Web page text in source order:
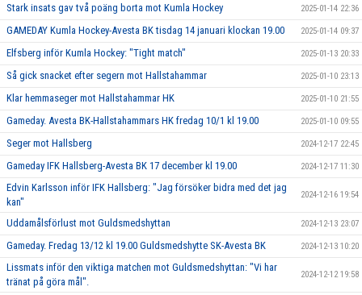
Stark insats gav två poäng borta mot Kumla Hockey 2025-01-14 22:36
GAMEDAY Kumla Hockey-Avesta BK tisdag 14 januari klockan 19.00 2025-01-14 09:37
Elfsberg inför Kumla Hockey: "Tight match" 2025-01-13 20:33
Så gick snacket efter segern mot Hallstahammar 2025-01-10 23:13
Klar hemmaseger mot Hallstahammar HK 2025-01-10 21:55
Gameday. Avesta BK-Hallstahammars HK fredag 10/1 kl 19.00 2025-01-10 09:55
Seger mot Hallsberg 2024-12-17 22:45
Gameday IFK Hallsberg-Avesta BK 17 december kl 19.00 2024-12-17 11:30
Edvin Karlsson inför IFK Hallsberg: "Jag försöker bidra med det jag
kan"
2024-12-16 19:54
Uddamålsförlust mot Guldsmedshyttan 2024-12-13 23:07
Gameday. Fredag 13/12 kl 19.00 Guldsmedshytte SK-Avesta BK 2024-12-13 10:20
Lissmats inför den viktiga matchen mot Guldsmedshyttan: "Vi har
tränat på göra mål".
2024-12-12 19:58